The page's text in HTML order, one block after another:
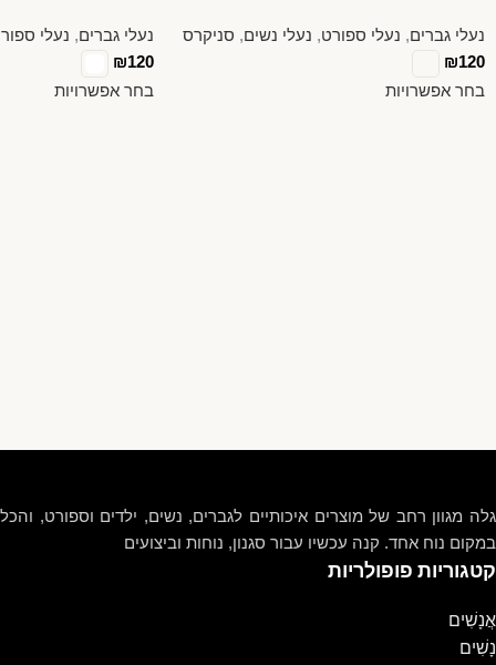
נעלי גברים, נעלי ספורט, נעלי נשים, סניקרס
₪120
בחר אפשרויות
נעלי גברים, נעלי
₪120
בחר אפשרויות
גלה מגוון רחב של מוצרים איכותיים לגברים, נשים, ילדים וספורט, והכל
במקום נוח אחד. קנה עכשיו עבור סגנון, נוחות וביצועים
קטגוריות פופולריות
אֲנָשִׁים
נָשִׁים